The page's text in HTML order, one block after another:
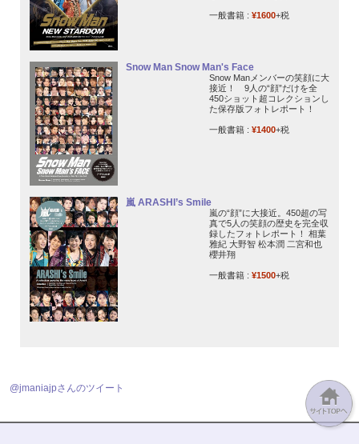
一般書籍 : ¥1600+税
Snow Man Snow Man's Face
Snow Manメンバーの笑顔に大
接近！ 9人の“顔”だけを全
450ショット超コレクションし
た保存版フォトレポート！
一般書籍 : ¥1400+税
嵐 ARASHI’s Smile
嵐の“顔”に大接近。450超の写
真で5人の笑顔の歴史を完全収
録したフォトレポート！ 相葉
雅紀 大野智 松本潤 二宮和也
櫻井翔
一般書籍 : ¥1500+税
@jmaniajpさんのツイート